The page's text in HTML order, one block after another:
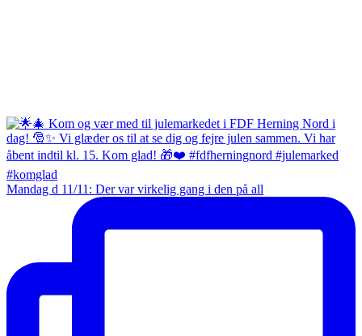
Mandag d 11/11: Der var virkelig gang i den på all